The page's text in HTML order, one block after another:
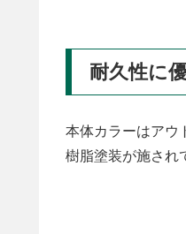
耐久性に
本体カラーはアウ
樹脂塗装が施され